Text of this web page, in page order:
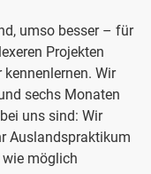
umso besser – für
Projekten
Wir
sechs Monaten
uns sind: Wir
Auslandspraktikum
möglich